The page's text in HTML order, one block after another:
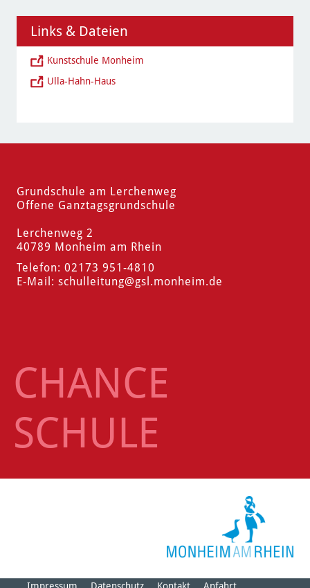
Links & Dateien
Kunstschule Monheim
Ulla-Hahn-Haus
Grundschule am Lerchenweg
Offene Ganztagsgrundschule
Lerchenweg 2
40789 Monheim am Rhein
Telefon: 02173 951-4810
E-Mail: schulleitung@gsl.monheim.de
CHANCE
SCHULE